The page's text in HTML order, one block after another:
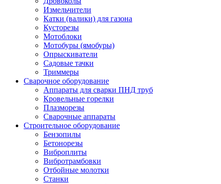
Измельчители
Катки (валики) для газона
Кусторезы
Мотоблоки
Мотобуры (ямобуры)
Опрыскиватели
Садовые тачки
Триммеры
Сварочное оборудование
Аппараты для сварки ПНД труб
Кровельные горелки
Плазморезы
Сварочные аппараты
Строительное оборудование
Бензопилы
Бетонорезы
Виброплиты
Вибротрамбовки
Отбойные молотки
Станки